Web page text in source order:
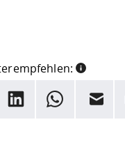
LinkedInWhatsappE-Mail